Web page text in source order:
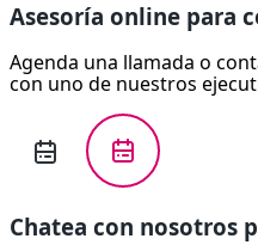
Asesoría online para
Agenda una llamada o
con uno de nuestros
Chatea con nosotros